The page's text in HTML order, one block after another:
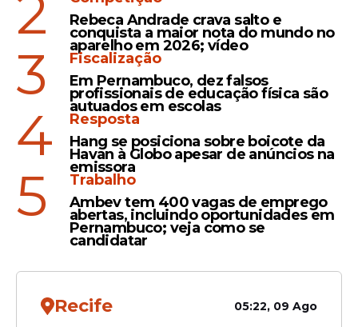
"É necessário não apenas identificar e punir
os possíveis culpados, como também deixar
clara a absoluta aversão à natureza dos
alguma, admitida pelos poderes
constituído", concluiu o AGU.
Rebeca Andrade crava salto e
conquista a maior nota do mundo no
aparelho em 2026; vídeo
3
Fiscalização
Em Pernambuco, dez falsos
profissionais de educação física são
autuados em escolas
4
Resposta
Hang se posiciona sobre boicote da
Havan à Globo apesar de anúncios na
emissora
5
Trabalho
Ambev tem 400 vagas de emprego
abertas, incluindo oportunidades em
Pernambuco; veja como se
candidatar
Recife 05:22, 09 Ago